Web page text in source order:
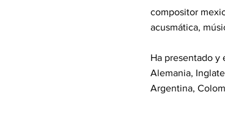
compositor
acusmática,
Ha presentado y
Alemania,
Argentina,